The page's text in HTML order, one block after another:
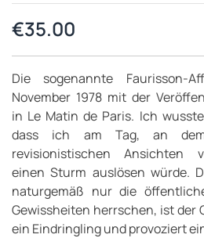
€35.00
Die sogenannte Faurisson-
November 1978 mit der
in Le Matin de Paris. Ich
dass ich am Tag, an
revisionistischen Ansichten
einen Sturm auslösen würde.
naturgemäß nur die
Gewissheiten herrschen, ist der
ein Eindringling und provoziert